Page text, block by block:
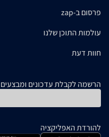
פרסום ב-zap
עולמות התוכן שלנו
חוות דעת
הרשמה לקבלת עדכונים ומבצעים
להורדת האפליקציה